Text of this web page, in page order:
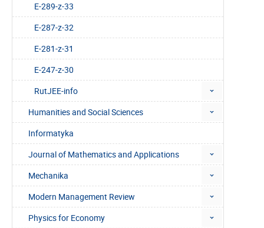
E-289-z-33
E-287-z-32
E-281-z-31
E-247-z-30
RutJEE-info
Humanities and Social Sciences
Informatyka
Journal of Mathematics and Applications
Mechanika
Modern Management Review
Physics for Economy